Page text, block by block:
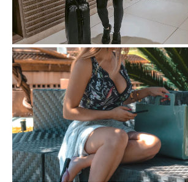
Looks de Inverno - Roupas para o fr...